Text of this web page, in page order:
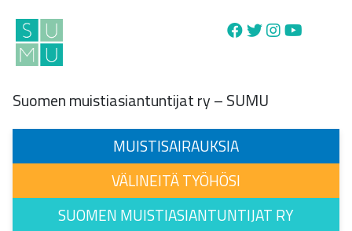
Main Navigation
Suomen muistiasiantuntijat ry – SUMU
MUISTISAIRAUKSIA
VÄLINEITÄ TYÖHÖSI
SUOMEN MUISTIASIANTUNTIJAT RY